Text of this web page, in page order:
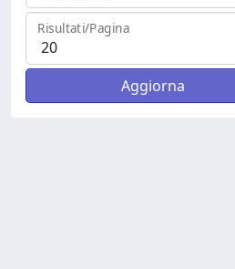
Risultati/Pagina